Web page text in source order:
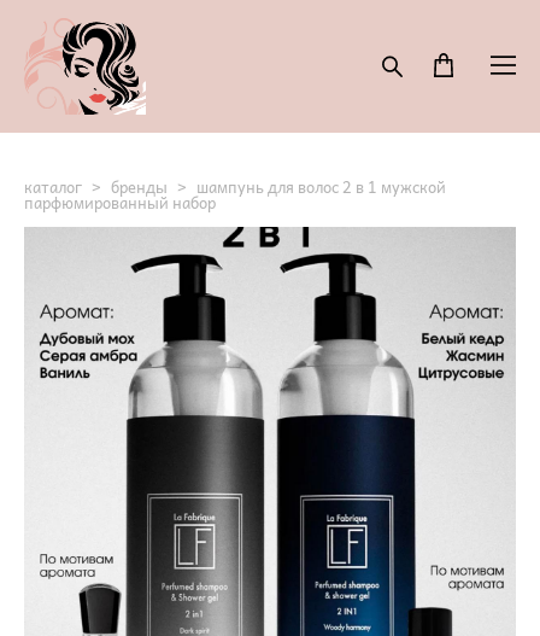
каталог > бренды > шампунь для волос 2 в 1 мужской
парфюмированный набор